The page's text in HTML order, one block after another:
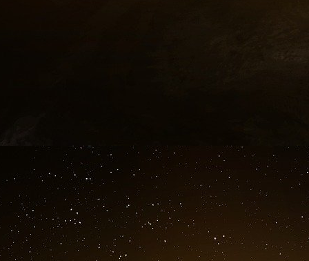
biens importés dans l’UE.
La France abrite dans son administration
lobbyistes corrompus que nous élisons pour
de tous les temps.
Babylone s’écroule et nos politiques
peut faire perdre la tête comme le conçu